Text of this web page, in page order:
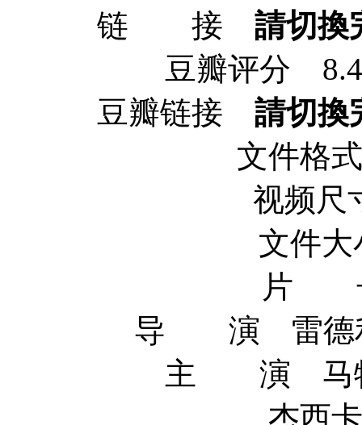
链 接 請切換
豆瓣评分 8.4/
豆瓣链接 請切換
文件格
视频尺
文件
片
导 演 雷德利
主 演 马特·
杰西卡·查斯